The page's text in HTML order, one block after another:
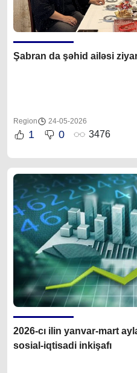
Şabran da şəhid ailəsi
Region 24-05-2026
1 0 3476
2026-cı ilin yanvar-mart
sosial-iqtisadi inkişafı